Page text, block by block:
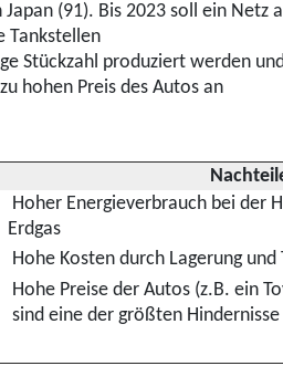
(91). Bis 2023 soll ein Netz
Tankstellen
Stückzahl produziert werden
hohen Preis des Autos an
Hoher Energieverbrauch bei der
Erdgas
Hohe Kosten durch Lagerung und
Hohe Preise der Autos (z.B. ein
sind eine der größten